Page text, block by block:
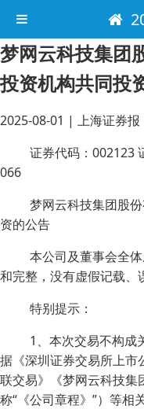
梦网云科技集团
投资机构共同投
2025-08-01 | 上海证券报
证券代码：002123
066
梦网云科技集团股
资的公告
本公司及董事会全
和完整，没有虚假记载、
特别提示：
1、本次交易不构成
据《深圳证券交易所上市
联交易》《梦网云科技集
称“《公司章程》”）等相